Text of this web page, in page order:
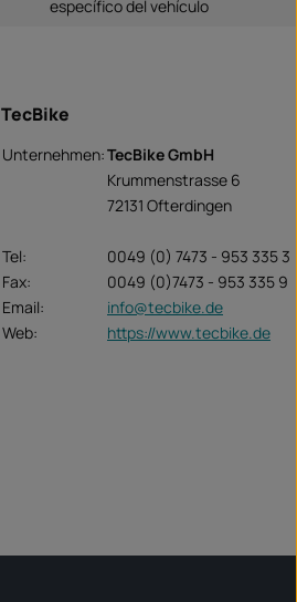
específico del vehículo
TecBike
Unternehmen:TecBike GmbH
Krummenstrasse 6
72131 Ofterdingen
Tel:
0049 (0) 7473 - 953 335 3
Fax:
0049 (0)7473 - 953 335 9
Email:
info@tecbike.de
Web:
https://www.tecbike.de